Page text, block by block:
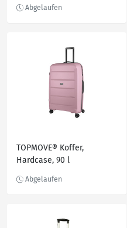
TOPMOVE® Koffer,
Hardcase, 90 l